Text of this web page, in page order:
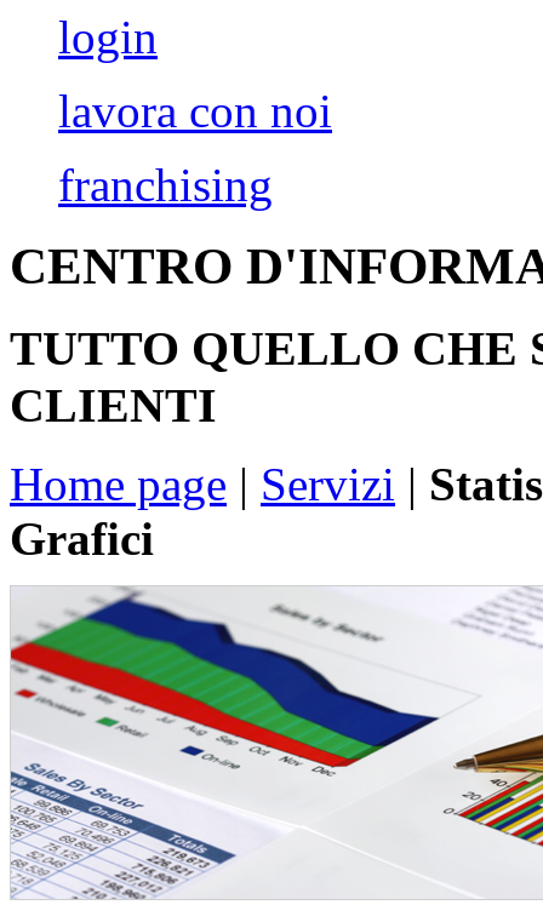
login
lavora con noi
franchising
CENTRO
TUTTO QUELLO CHE
CLIENTI
Home page | Servizi |
Grafici